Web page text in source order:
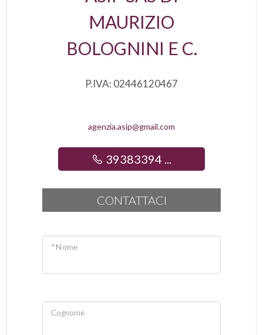
MAURIZIO
BOLOGNINI E C.
P.IVA: 02446120467
agenzia.asip@gmail.com
39383394 ...
CONTATTACI
* Nome
Cognome